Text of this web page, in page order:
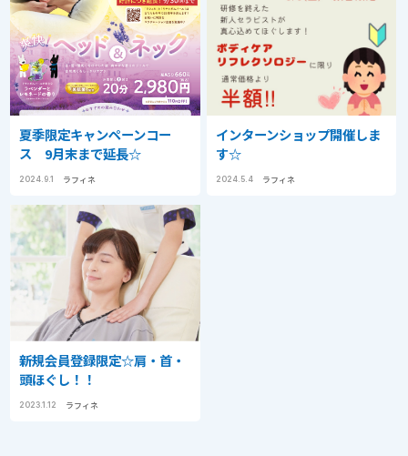
夏季限定キャンペーンコー
ス 9月末まで延長☆
2024.9.1 ラフィネ
インターンショップ開催しま
す☆
2024.5.4 ラフィネ
新規会員登録限定☆肩・首・
頭ほぐし！！
2023.1.12 ラフィネ